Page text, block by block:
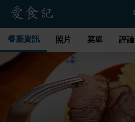
餐廳資訊 照片 菜單 評論